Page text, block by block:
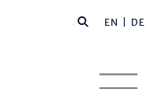
EN | DE